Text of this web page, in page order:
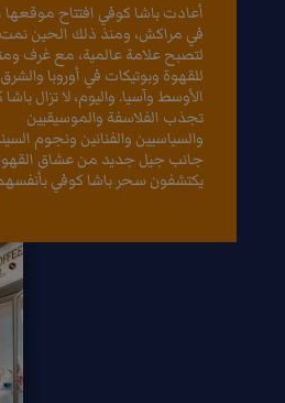
أعادت باشا كوفي افتتاح موقعها
في مراكش، ومنذ ذلك الحين
لتصبح علامة عالمية، مع غرف
للقهوة وبوتيكات في أوروبا والشرق
الأوسط وآسيا. واليوم، لا تزال
تجذب الفلاسفة والموسيقيين
والسياسيين والفنانين ونجوم
جانب جيل جديد من عشاق
يكتشفون سحر باشا كوفي